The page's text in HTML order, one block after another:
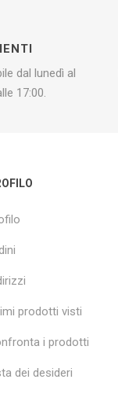
dal lunedì al
17:00.
prodotti visti
i prodotti
dei desideri